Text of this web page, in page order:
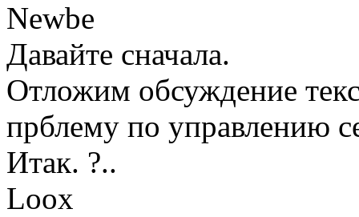
Newbe
Давайте сначала.
Отложим обсуждение
прблему по управлению
Итак. ?..
Loox